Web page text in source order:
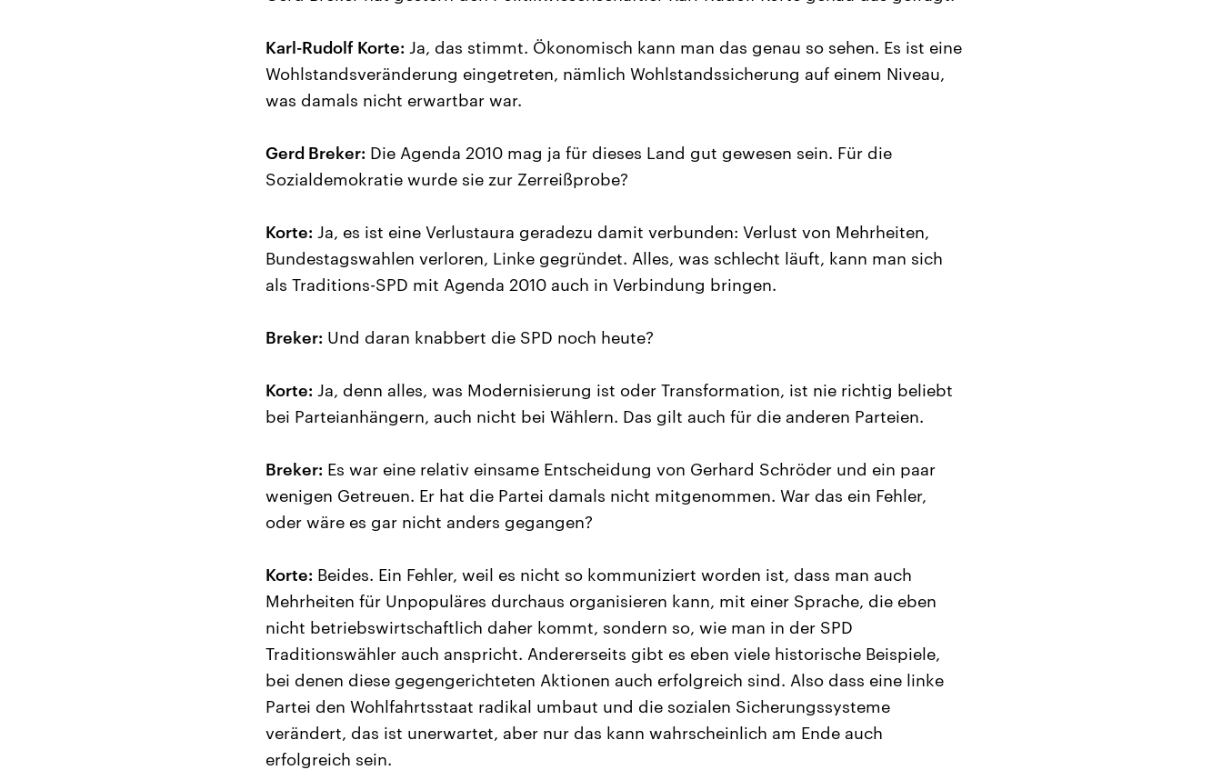
Karl-Rudolf Korte: Ja, das stimmt. Ökonomisch kann man das genau so sehen. Es ist eine
Wohlstandsveränderung eingetreten, nämlich Wohlstandssicherung auf einem Niveau,
was damals nicht erwartbar war.
Gerd Breker: Die Agenda 2010 mag ja für dieses Land gut gewesen sein. Für die
Sozialdemokratie wurde sie zur Zerreißprobe?
Korte: Ja, es ist eine Verlustaura geradezu damit verbunden: Verlust von Mehrheiten,
Bundestagswahlen verloren, Linke gegründet. Alles, was schlecht läuft, kann man sich
als Traditions-SPD mit Agenda 2010 auch in Verbindung bringen.
Breker: Und daran knabbert die SPD noch heute?
Korte: Ja, denn alles, was Modernisierung ist oder Transformation, ist nie richtig beliebt
bei Parteianhängern, auch nicht bei Wählern. Das gilt auch für die anderen Parteien.
Breker: Es war eine relativ einsame Entscheidung von Gerhard Schröder und ein paar
wenigen Getreuen. Er hat die Partei damals nicht mitgenommen. War das ein Fehler,
oder wäre es gar nicht anders gegangen?
Korte: Beides. Ein Fehler, weil es nicht so kommuniziert worden ist, dass man auch
Mehrheiten für Unpopuläres durchaus organisieren kann, mit einer Sprache, die eben
nicht betriebswirtschaftlich daher kommt, sondern so, wie man in der SPD
Traditionswähler auch anspricht. Andererseits gibt es eben viele historische Beispiele,
bei denen diese gegengerichteten Aktionen auch erfolgreich sind. Also dass eine linke
Partei den Wohlfahrtsstaat radikal umbaut und die sozialen Sicherungssysteme
verändert, das ist unerwartet, aber nur das kann wahrscheinlich am Ende auch
erfolgreich sein.